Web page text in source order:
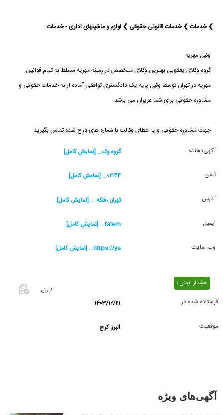
❯ خدمات ❯ خدمات قانونی حقوقی ❯ لوازم و ماشینهای اداری - خدمات
وکیل مهریه
گروه وکلای یعقوبی بهترین وکلای متخصص در زمینه مهریه مسلط به تمام قوانین
مهریه در تهران توسط وکیل پایه یک دادگستری توافقی آماده ارائه خدمات حقوقی و
مشاوره حقوقی برای شما عزیزان می باشد
جهت مشاوره حقوقی و یا اعطای وکالت با شماره های درج شده تماس بگیرید.
آگهی‌دهنده گروه وک... [نمایش کامل]
تلفن ۰۲۱۴۴... [نمایش کامل]
آدرس تهران ،فلکه ... [نمایش کامل]
ایمیل fatem... [نمایش کامل]
وب سایت https://ya... [نمایش کامل]
هشدار ایمنی ›
گزارش
فرستاده شده در ۱۴۰۳/۱۲/۲۱
موقعیت البرز، کرج
آگهی‌های ویژه